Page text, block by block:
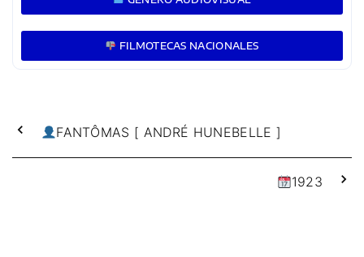
FILMOTECAS NACIONALES
FANTÔMAS [ ANDRÉ HUNEBELLE ]
1923